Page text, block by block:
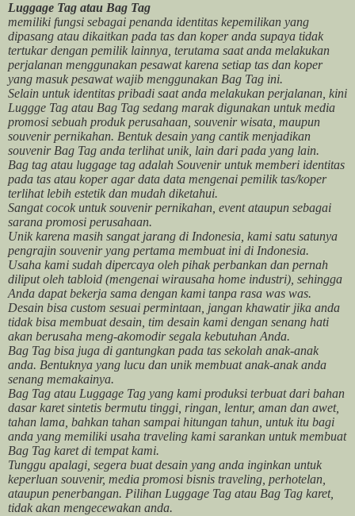
Luggage Tag atau Bag Tag
memiliki fungsi sebagai penanda identitas kepemilikan yang
dipasang atau dikaitkan pada tas dan koper anda supaya tidak
tertukar dengan pemilik lainnya, terutama saat anda melakukan
perjalanan menggunakan pesawat karena setiap tas dan koper
yang masuk pesawat wajib menggunakan Bag Tag ini.
Selain untuk identitas pribadi saat anda melakukan perjalanan, kini
Luggge Tag atau Bag Tag sedang marak digunakan untuk media
promosi sebuah produk perusahaan, souvenir wisata, maupun
souvenir pernikahan. Bentuk desain yang cantik menjadikan
souvenir Bag Tag anda terlihat unik, lain dari pada yang lain.
Bag tag atau luggage tag adalah Souvenir untuk memberi identitas
pada tas atau koper agar data data mengenai pemilik tas/koper
terlihat lebih estetik dan mudah diketahui.
Sangat cocok untuk souvenir pernikahan, event ataupun sebagai
sarana promosi perusahaan.
Unik karena masih sangat jarang di Indonesia, kami satu satunya
pengrajin souvenir yang pertama membuat ini di Indonesia.
Usaha kami sudah dipercaya oleh pihak perbankan dan pernah
diliput oleh tabloid (mengenai wirausaha home industri), sehingga
Anda dapat bekerja sama dengan kami tanpa rasa was was.
Desain bisa custom sesuai permintaan, jangan khawatir jika anda
tidak bisa membuat desain, tim desain kami dengan senang hati
akan berusaha meng-akomodir segala kebutuhan Anda.
Bag Tag bisa juga di gantungkan pada tas sekolah anak-anak
anda. Bentuknya yang lucu dan unik membuat anak-anak anda
senang memakainya.
Bag Tag atau Luggage Tag yang kami produksi terbuat dari bahan
dasar karet sintetis bermutu tinggi, ringan, lentur, aman dan awet,
tahan lama, bahkan tahan sampai hitungan tahun, untuk itu bagi
anda yang memiliki usaha traveling kami sarankan untuk membuat
Bag Tag karet di tempat kami.
Tunggu apalagi, segera buat desain yang anda inginkan untuk
keperluan souvenir, media promosi bisnis traveling, perhotelan,
ataupun penerbangan. Pilihan Luggage Tag atau Bag Tag karet,
tidak akan mengecewakan anda.